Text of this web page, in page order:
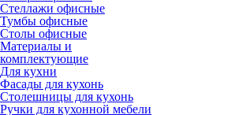
Стеллажи офисные
Тумбы офисные
Столы офисные
Материалы и
комплектующие
Для кухни
Фасады для кухонь
Столешницы для кухонь
Ручки для кухонной мебели